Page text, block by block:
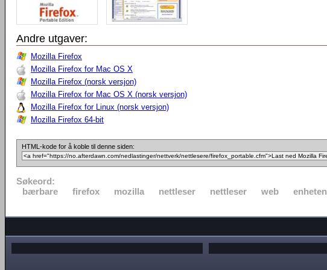
Andre utgaver:
Mozilla Firefox
Mozilla Firefox for Mac OS X
Mozilla Firefox (norsk versjon)
Mozilla Firefox for Mac OS X (norsk versjon)
Mozilla Firefox for Linux (norsk versjon)
Mozilla Firefox 64-bit
HTML-kode for å koble til denne siden:
Søkeord:
bærbare
firefox mozilla nettleser nettleser web enheten